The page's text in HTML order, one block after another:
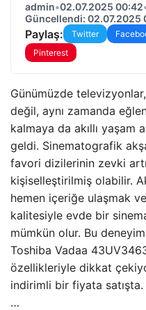
admin•02.07.2025 00:42
Güncellendi: 02.07.2025
Paylaş: Twitter
Pinterest
Günümüzde
değil, aynı zamanda
kalmaya da akıllı yaşam
geldi. Sinematografik
favori dizilerinin zevki
kişiselleştirilmiş olabilir.
hemen içeriğe ulaşmak
kalitesiyle evde bir
mümkün olur. Bu
Toshiba Vadaa
özellikleriyle dikkat
indirimli bir fiyata satışta.
…